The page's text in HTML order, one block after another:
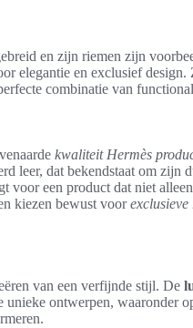
en zijn riemen zijn
elegantie en exclusief
combinatie van
kwaliteit Hermès
leer, dat bekendstaat om zijn
een product dat niet
kiezen bewust voorexclusieve
van een verfijnde stijl. De
ontwerpen, waaronder